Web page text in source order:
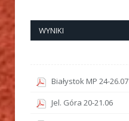
WYNIKI
Białystok MP 24-26.07
Jel. Góra 20-21.06